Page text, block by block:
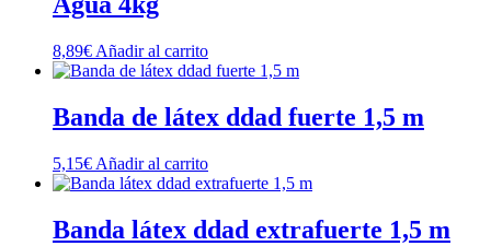
8,89€ Añadir al carrito
Banda de látex ddad fuerte 1,5 m
5,15€ Añadir al carrito
Banda látex ddad extrafuerte 1,5 m